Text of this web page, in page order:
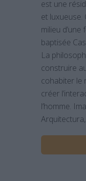
est une
et luxueuse.
milieu d’une
baptisée
La
construire
cohabiter le
créer
l’homme.